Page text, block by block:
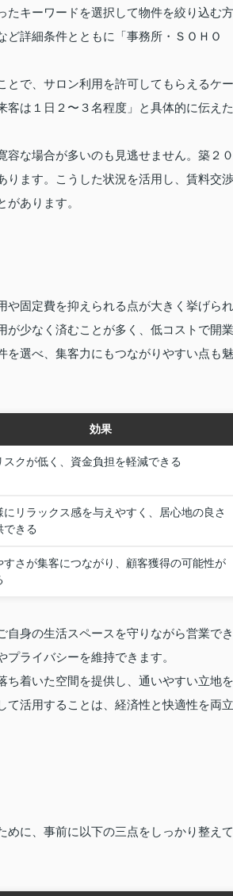
たキーワードを選択して物件を絞り込む方
詳細条件とともに「事務所・ＳＯＨＯ
とで、サロン利用を許可してもらえるケー
客は１日２〜３名程度」と具体的に伝えた
容な場合が多いのも見逃せません。築２０
ります。こうした状況を活用し、賃料交渉
あります。
や固定費を抑えられる点が大きく挙げられ
が少なく済むことが多く、低コストで開業
を選べ、集客力にもつながりやすい点も魅
効果
スクが低く、資金負担を軽減できる
にリラックス感を与えやすく、居心地の良さ
できる
すさが集客につながり、顧客獲得の可能性が
自身の生活スペースを守りながら営業でき
ライバシーを維持できます。
ち着いた空間を提供し、通いやすい立地を
て活用することは、経済性と快適性を両立
めに、事前に以下の三点をしっかり整えて